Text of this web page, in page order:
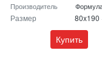
Производитель
Размер 80x190
Купить